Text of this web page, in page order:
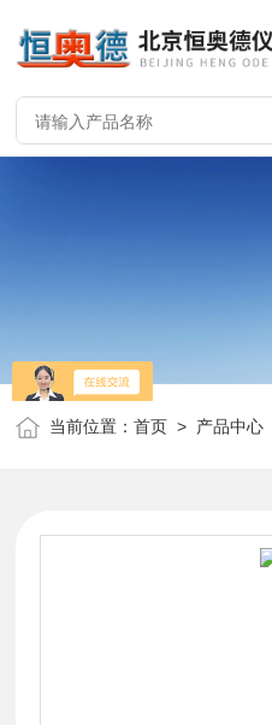
当前位置：首页 > 产品中心